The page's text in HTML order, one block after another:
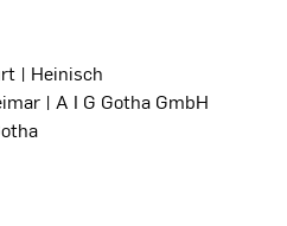
| Heinisch
| A I G Gotha GmbH